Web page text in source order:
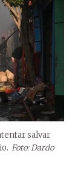
salvar
Foto: Dardo